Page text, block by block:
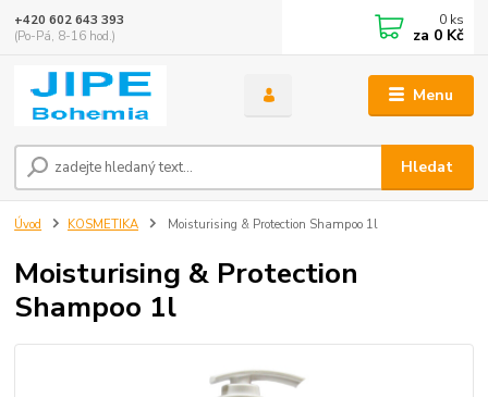
Menu
Hledat
+420 602 643 393
(Po-Pá, 8-16 hod.)
0 ks
za 0 Kč
Úvod KOSMETIKA Moisturising & Protection Shampoo 1l
Moisturising & Protection
Shampoo 1l